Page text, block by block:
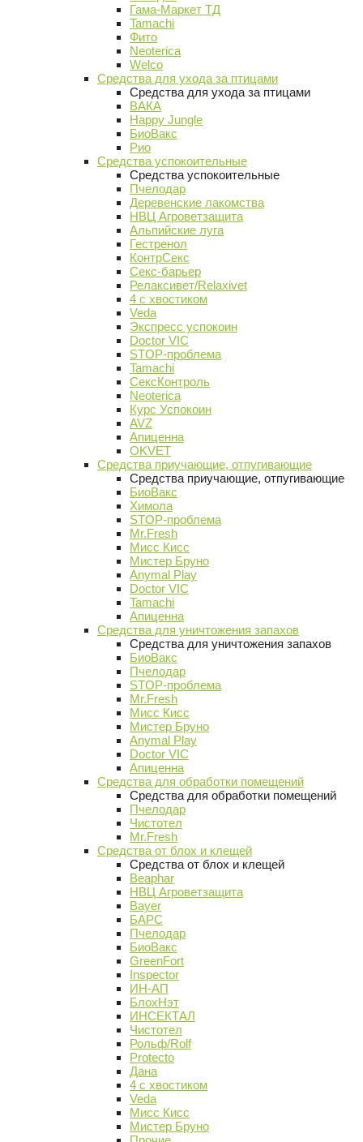
Гама-Маркет ТД
Tamachi
Фито
Neoterica
Welco
Средства для ухода за птицами
Средства для ухода за птицами
ВАКА
Happy Jungle
БиоВакс
Рио
Средства успокоительные
Средства успокоительные
Пчелодар
Деревенские лакомства
НВЦ Агроветзащита
Альпийские луга
Гестренол
КонтрСекс
Секс-барьер
Релаксивет/Relaxivet
4 с хвостиком
Veda
Экспресс успокоин
Doctor VIC
STOP-проблема
Tamachi
СексКонтроль
Neoterica
Курс Успокоин
AVZ
Апиценна
OKVET
Средства приучающие, отпугивающие
Средства приучающие, отпугивающие
БиоВакс
Химола
STOP-проблема
Mr.Fresh
Мисс Кисс
Мистер Бруно
Anymal Play
Doctor VIC
Tamachi
Апиценна
Средства для уничтожения запахов
Средства для уничтожения запахов
БиоВакс
Пчелодар
STOP-проблема
Mr.Fresh
Мисс Кисс
Мистер Бруно
Anymal Play
Doctor VIC
Апиценна
Средства для обработки помещений
Средства для обработки помещений
Пчелодар
Чистотел
Mr.Fresh
Средства от блох и клещей
Средства от блох и клещей
Beaphar
НВЦ Агроветзащита
Bayer
БАРС
Пчелодар
БиоВакс
GreenFort
Inspector
ИН-АП
БлохНэт
ИНСЕКТАЛ
Чистотел
Рольф/Rolf
Protecto
Дана
4 с хвостиком
Veda
Мисс Кисс
Мистер Бруно